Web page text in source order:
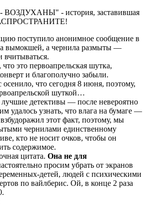
поступило анонимное сообщение в
вымокшей, а чернила размыты —
вчитываться.
это первоапрельская шутка,
и благополучно забыли.
что сегодня 8 июня, поэтому,
шуткой…
лучшие детективы — после невероятно
удалось узнать, что влага на бумаге —
этот факт, поэтому, мы
чернилами единственному
кто не носит очков, чтобы он
содержимое.
цитата. Она не для
просим убрать от экранов
детей, людей с психическими
по вайлберис. Ой, в конце 2 раза